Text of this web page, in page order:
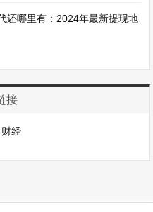
还哪里有：2024年最新提现地
接
财经